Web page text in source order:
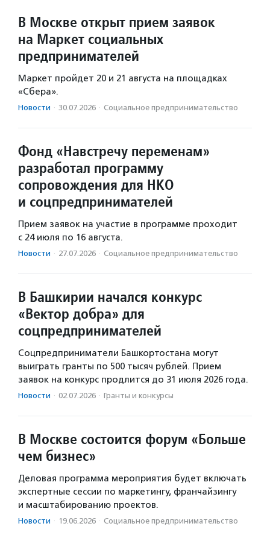
В Москве открыт прием заявок
на Маркет социальных
предпринимателей
Маркет пройдет 20 и 21 августа на площадках
«Сбера».
Новости · 30.07.2026 · Социальное предпри­нима­тель­ство
Фонд «Навстречу переменам»
разработал программу
сопровождения для НКО
и соцпредпринимателей
Прием заявок на участие в программе проходит
с 24 июля по 16 августа.
Новости · 27.07.2026 · Социальное предпри­нима­тель­ство
В Башкирии начался конкурс
«Вектор добра» для
соцпредпринимателей
Соцпредприниматели Башкортостана могут
выиграть гранты по 500 тысяч рублей. Прием
заявок на конкурс продлится до 31 июля 2026 года.
Новости · 02.07.2026 · Гранты и конкурсы
В Москве состоится форум «Больше
чем бизнес»
Деловая программа мероприятия будет включать
экспертные сессии по маркетингу, франчайзингу
и масштабированию проектов.
Новости · 19.06.2026 · Социальное предпри­нима­тель­ство